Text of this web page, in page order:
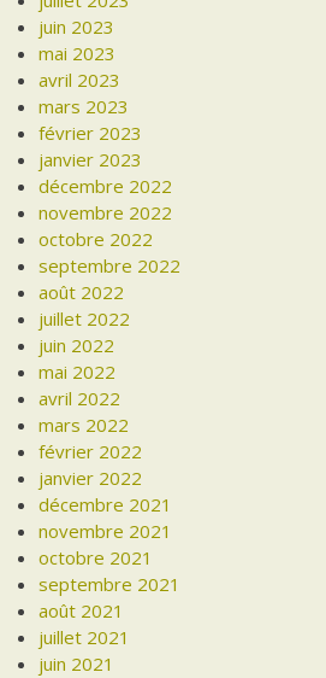
juin 2023
mai 2023
avril 2023
mars 2023
février 2023
janvier 2023
décembre 2022
novembre 2022
octobre 2022
septembre 2022
août 2022
juillet 2022
juin 2022
mai 2022
avril 2022
mars 2022
février 2022
janvier 2022
décembre 2021
novembre 2021
octobre 2021
septembre 2021
août 2021
juillet 2021
juin 2021